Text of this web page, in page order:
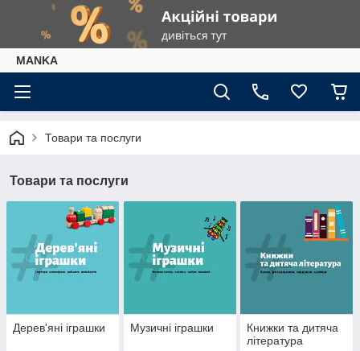
МАNKА
Товари та послуги
Товари та послуги
Дерев'яні іграшки Музичні іграшки
Книжки та дитяча
література